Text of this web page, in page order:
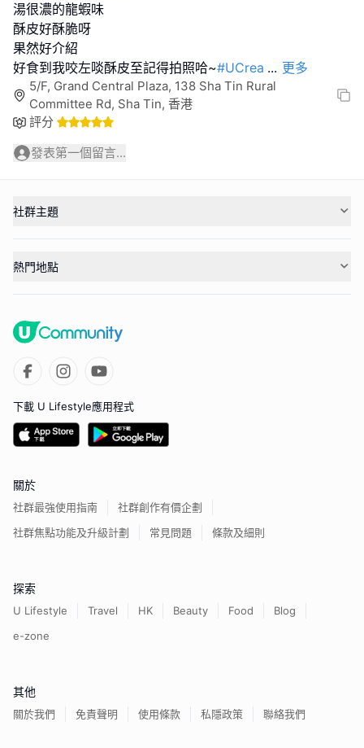
湯很濃的龍蝦味
酥皮好酥脆呀
果然好介紹
好食到我咬左啖酥皮至記得拍照哈~#UCrea ... 更多
5/F, Grand Central Plaza, 138 Sha Tin Rural
Committee Rd, Sha Tin, 香港
評分
發表第一個留言...
社群主題
熱門地點
下載 U Lifestyle應用程式
關於
社群最強使用指南
社群創作有價企劃
社群焦點功能及升級計劃
常見問題 條款及細則
探索
U Lifestyle Travel HK Beauty Food
Blog
e-zone
其他
關於我們 免責聲明 使用條款 私隱政策 聯絡我們